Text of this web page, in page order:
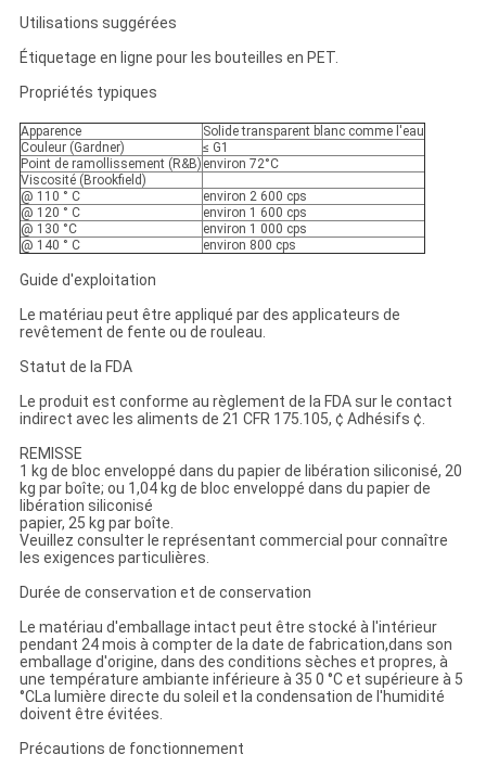
Utilisations suggérées
Étiquetage en ligne pour les bouteilles en PET.
Propriétés typiques
Apparence
Solide transparent blanc comme l'eau
Couleur (Gardner)
≤ G1
Point de ramollissement (R&B) environ 72°C
Viscosité (Brookfield)
@ 110 ° C
environ 2 600 cps
@ 120 ° C
environ 1 600 cps
@ 130 °C
environ 1 000 cps
@ 140 ° C
environ 800 cps
Guide d'exploitation
Le matériau peut être appliqué par des applicateurs de
revêtement de fente ou de rouleau.
Statut de la FDA
Le produit est conforme au règlement de la FDA sur le contact
indirect avec les aliments de 21 CFR 175.105, ¢ Adhésifs ¢.
REMISSE
1 kg de bloc enveloppé dans du papier de libération siliconisé, 20
kg par boîte; ou 1,04 kg de bloc enveloppé dans du papier de
libération siliconisé
papier, 25 kg par boîte.
Veuillez consulter le représentant commercial pour connaître
les exigences particulières.
Durée de conservation et de conservation
Le matériau d'emballage intact peut être stocké à l'intérieur
pendant 24 mois à compter de la date de fabrication,dans son
emballage d'origine, dans des conditions sèches et propres, à
une température ambiante inférieure à 35 0 °C et supérieure à 5
°CLa lumière directe du soleil et la condensation de l'humidité
doivent être évitées.
Précautions de fonctionnement